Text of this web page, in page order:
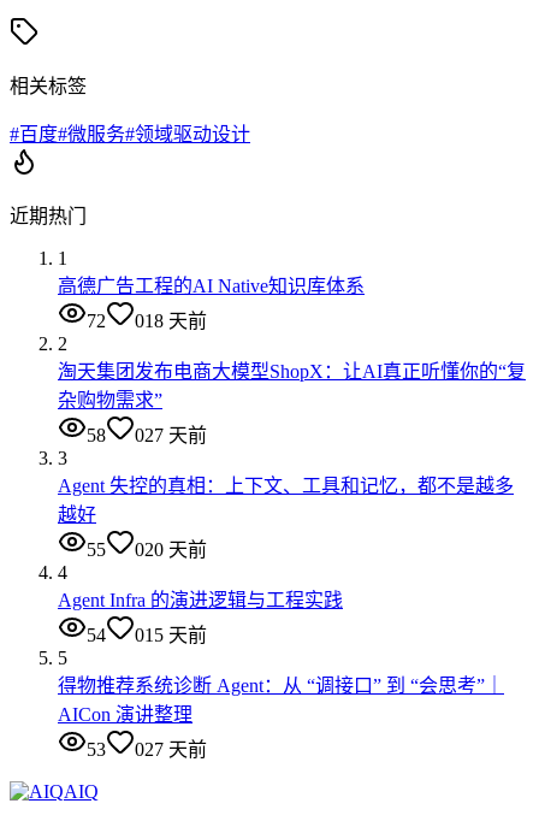
相关标签
#百度#微服务#领域驱动设计
近期热门
1
高德广告工程的AI Native知识库体系
72
018 天前
2
淘天集团发布电商大模型ShopX：让AI真正听懂你的“复
杂购物需求”
58
027 天前
3
Agent 失控的真相：上下文、工具和记忆，都不是越多
越好
55
020 天前
4
Agent Infra 的演进逻辑与工程实践
54
015 天前
5
得物推荐系统诊断 Agent：从 “调接口” 到 “会思考”｜
AICon 演讲整理
53
027 天前
AIQ